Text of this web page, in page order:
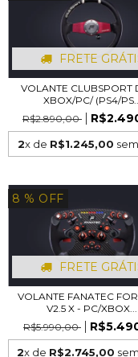
FRETE
VOLANTE CLUBSPORT
XBOX/PC/ (PS4/
R$2.890,00
2x de R$1.245,00
8 % OFF
FRETE
VOLANTE FANATEC
V2.5 X - PC/XBOX...
R$5.990,00
2x de R$2.745,00